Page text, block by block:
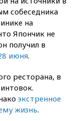
собеседника
на
Япончик не
получил в
июня.
ресторана, в
экстренное
жизнь.